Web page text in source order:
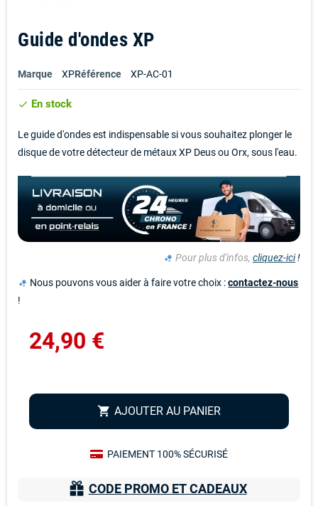
Guide d'ondes XP
Marque XPRéférence XP-AC-01
check En stock
Le guide d'ondes est indispensable si vous souhaitez plonger le
disque de votre détecteur de métaux XP Deus ou Orx, sous l'eau.
bubble_chart Pour plus d'infos, cliquez-ici!
bubble_chart Nous pouvons vous aider à faire votre choix :contactez-nous
!
24,90 €
shopping_cart AJOUTER AU PANIER
PAIEMENT 100% SÉCURISÉ
CODE PROMO ET CADEAUX